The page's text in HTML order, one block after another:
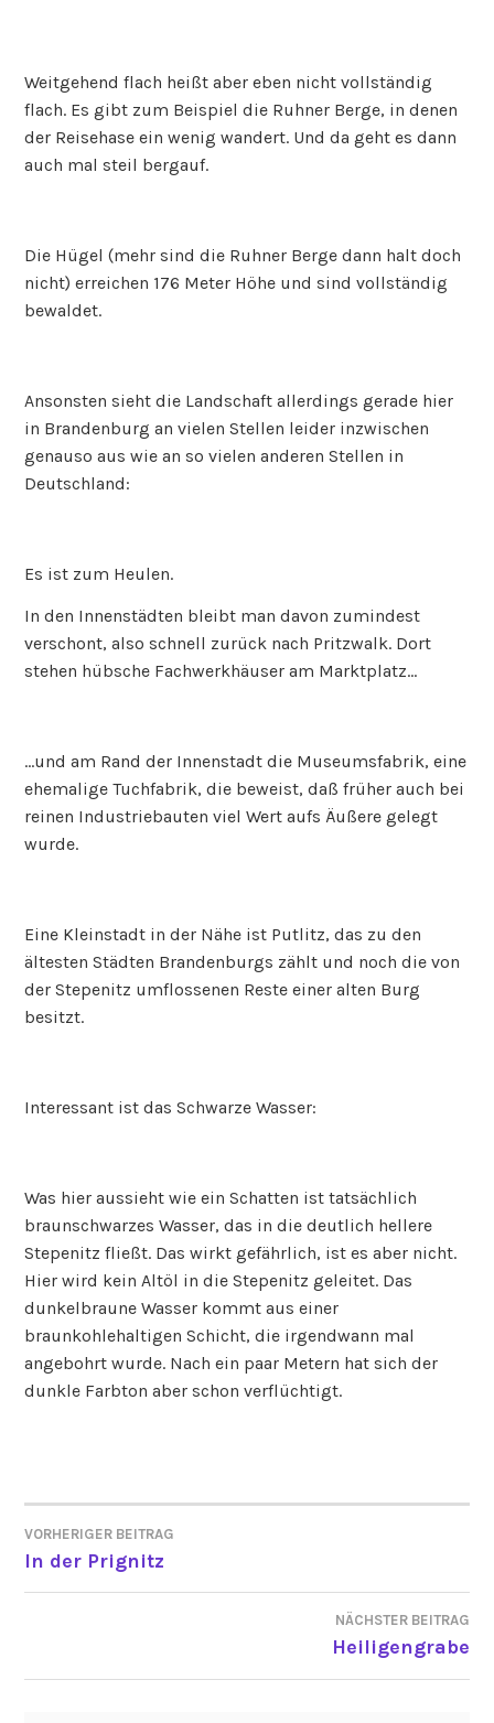
Weitgehend flach heißt aber eben nicht vollständig
flach. Es gibt zum Beispiel die Ruhner Berge, in denen
der Reisehase ein wenig wandert. Und da geht es dann
auch mal steil bergauf.
Die Hügel (mehr sind die Ruhner Berge dann halt doch
nicht) erreichen 176 Meter Höhe und sind vollständig
bewaldet.
Ansonsten sieht die Landschaft allerdings gerade hier
in Brandenburg an vielen Stellen leider inzwischen
genauso aus wie an so vielen anderen Stellen in
Deutschland:
Es ist zum Heulen.
In den Innenstädten bleibt man davon zumindest
verschont, also schnell zurück nach Pritzwalk. Dort
stehen hübsche Fachwerkhäuser am Marktplatz…
…und am Rand der Innenstadt die Museumsfabrik, eine
ehemalige Tuchfabrik, die beweist, daß früher auch bei
reinen Industriebauten viel Wert aufs Äußere gelegt
wurde.
Eine Kleinstadt in der Nähe ist Putlitz, das zu den
ältesten Städten Brandenburgs zählt und noch die von
der Stepenitz umflossenen Reste einer alten Burg
besitzt.
Interessant ist das Schwarze Wasser:
Was hier aussieht wie ein Schatten ist tatsächlich
braunschwarzes Wasser, das in die deutlich hellere
Stepenitz fließt. Das wirkt gefährlich, ist es aber nicht.
Hier wird kein Altöl in die Stepenitz geleitet. Das
dunkelbraune Wasser kommt aus einer
braunkohlehaltigen Schicht, die irgendwann mal
angebohrt wurde. Nach ein paar Metern hat sich der
dunkle Farbton aber schon verflüchtigt.
BEITRAGSNAVIGATION
VORHERIGER BEITRAG
In der Prignitz
NÄCHSTER BEITRAG
Heiligengrabe